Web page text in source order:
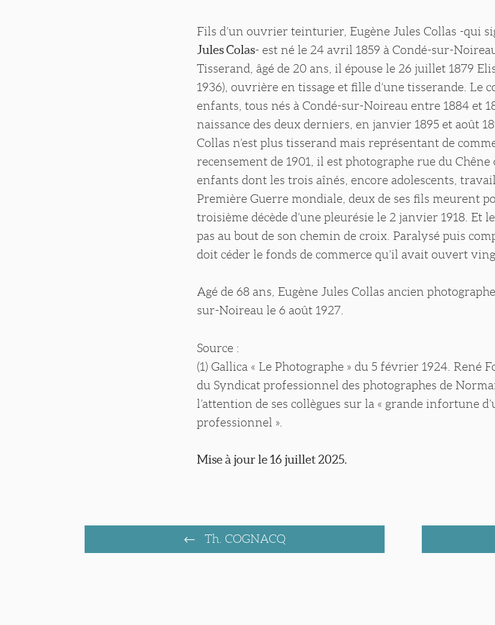
Fils d’un ouvrier teinturier, Eugène Jules Collas -qui
Jules Colas- est né le 24 avril 1859 à Condé-sur-
Tisserand, âgé de 20 ans, il épouse le 26 juillet 1879
1936), ouvrière en tissage et fille d’une tisserande. Le
enfants, tous nés à Condé-sur-Noireau entre 1884 et
naissance des deux derniers, en janvier 1895 et août
Collas n’est plus tisserand mais représentant de
recensement de 1901, il est photographe rue du
enfants dont les trois aînés, encore adolescents,
Première Guerre mondiale, deux de ses fils meurent
troisième décède d’une pleurésie le 2 janvier 1918. Et
pas au bout de son chemin de croix. Paralysé puis
doit céder le fonds de commerce qu’il avait ouvert
Agé de 68 ans, Eugène Jules Collas ancien
sur-Noireau le 6 août 1927.
Source :
(1) Gallica « Le Photographe » du 5 février 1924. René
du Syndicat professionnel des photographes de
l’attention de ses collègues sur la « grande infortune
professionnel ».
Mise à jour le 16 juillet 2025.
Th. COGNACQ